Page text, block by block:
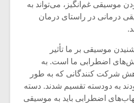
موسیقی غم‌انگیز، می‌تواند به
درمانی در راستای درمان
موسیقی بر ما تأثیر
اضطرابی ما است. به
شرکت کنندگانی که به طور
به دودسته تقسیم شدند. دسته
اضطرابی باید به موسیقی
روژا
بر موسیقی
«متری
موریس ژار
موسیقی
برگزار